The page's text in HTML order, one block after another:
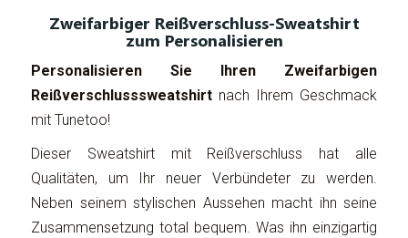
Zweifarbiger Reißverschluss-Sweatshirt
zum Personalisieren
Personalisieren Sie Ihren Zweifarbigen
Reißverschlusssweatshirt nach Ihrem Geschmack
mit Tunetoo!
Dieser Sweatshirt mit Reißverschluss hat alle
Qualitäten, um Ihr neuer Verbündeter zu werden.
Neben seinem stylischen Aussehen macht ihn seine
Zusammensetzung total bequem. Was ihn einzigartig